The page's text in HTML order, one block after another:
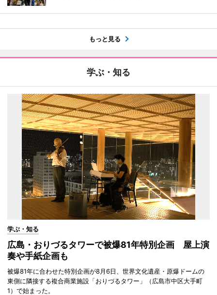
もっと見る
学ぶ・知る
学ぶ・知る
広島・おりづるタワーで被爆81年特別企画 屋上演
奏や手紙企画も
被爆81年に合わせた特別企画が8月6日、世界文化遺産・原爆ドームの
東側に隣接する複合商業施設「おりづるタワー」（広島市中区大手町
1）で始まった。